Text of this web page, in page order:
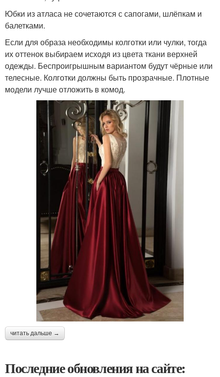
Юбки из атласа не сочетаются с сапогами, шлёпкам и
балетками.
Если для образа необходимы колготки или чулки, тогда
их оттенок выбираем исходя из цвета ткани верхней
одежды. Беспроигрышным вариантом будут чёрные или
телесные. Колготки должны быть прозрачные. Плотные
модели лучше отложить в комод.
читать дальше →
Последние обновления на сайте: